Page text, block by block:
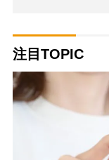
注目TOPIC